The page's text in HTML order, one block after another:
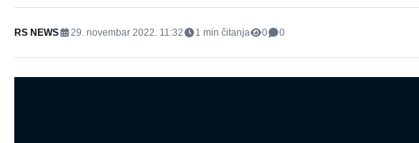
RS NEWS 29. novembar 2022. 11:32 1 min čitanja 0 0